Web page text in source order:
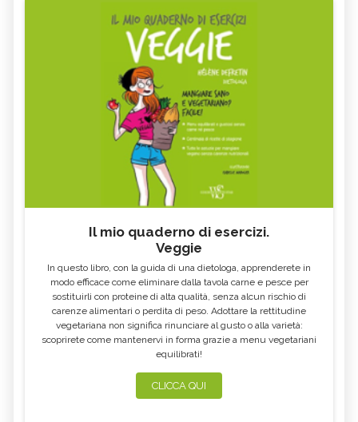
Il mio quaderno di esercizi.
Veggie
In questo libro, con la guida di una dietologa, apprenderete in
modo efficace come eliminare dalla tavola carne e pesce per
sostituirli con proteine di alta qualità, senza alcun rischio di
carenze alimentari o perdita di peso. Adottare la rettitudine
vegetariana non significa rinunciare al gusto o alla varietà:
scoprirete come mantenervi in forma grazie a menu vegetariani
equilibrati!
CLICCA QUI